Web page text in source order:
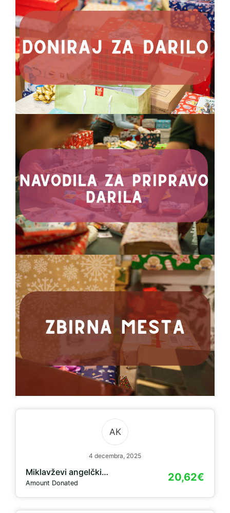
AK
4 decembra, 2025
Miklavževi angelčki…
Amount Donated 20,62€